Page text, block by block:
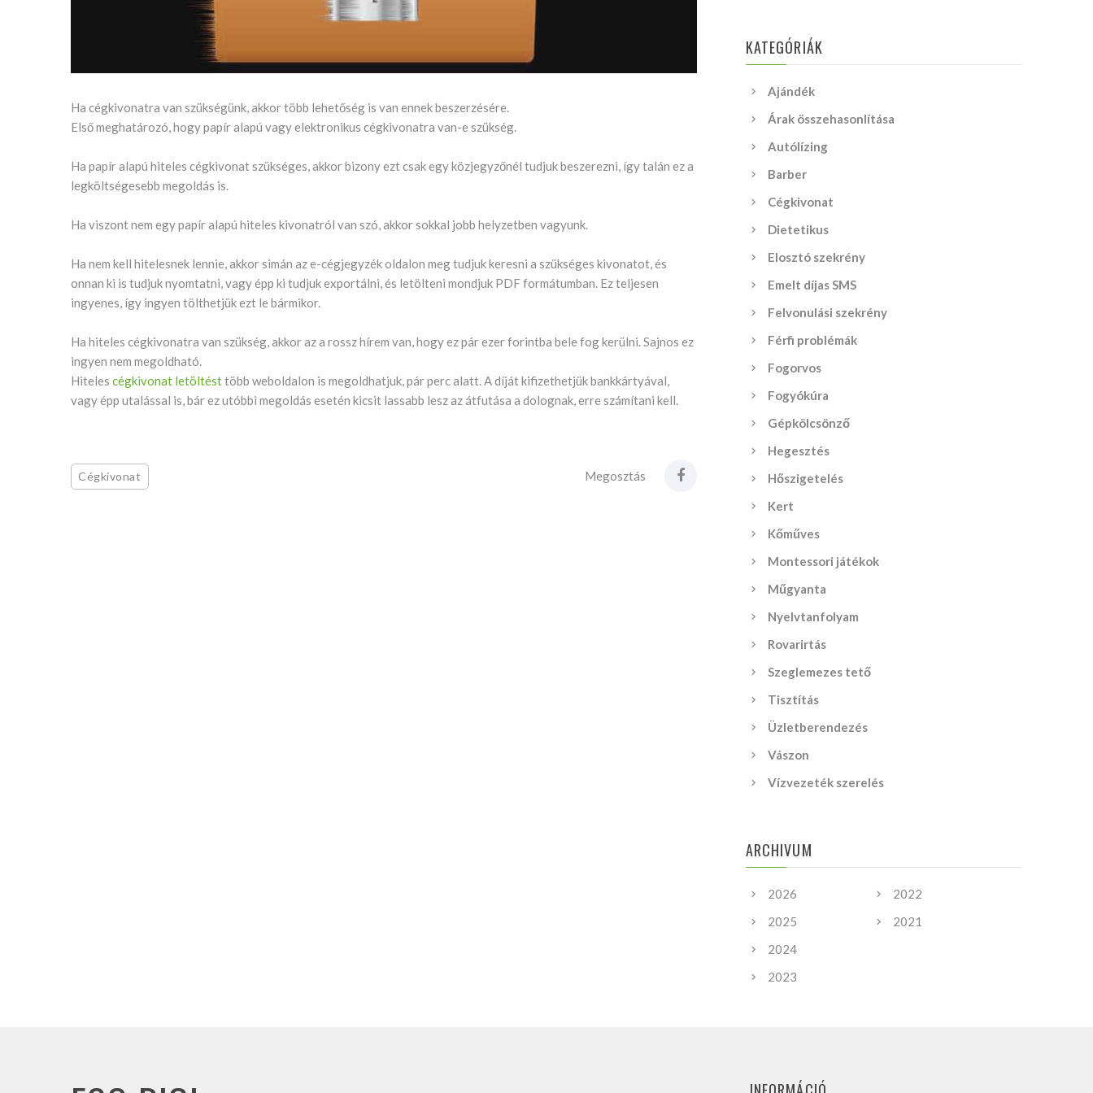
Ha cégkivonatra van szükségünk, akkor több lehetőség is van ennek beszerzésére.
Első meghatározó, hogy papír alapú vagy elektronikus cégkivonatra van-e szükség.
Ha papír alapú hiteles cégkivonat szükséges, akkor bizony ezt csak egy közjegyzőnél tudjuk beszerezni, így talán ez a
legköltségesebb megoldás is.
Ha viszont nem egy papír alapú hiteles kivonatról van szó, akkor sokkal jobb helyzetben vagyunk.
Ha nem kell hitelesnek lennie, akkor simán az e-cégjegyzék oldalon meg tudjuk keresni a szükséges kivonatot, és
onnan ki is tudjuk nyomtatni, vagy épp ki tudjuk exportálni, és letölteni mondjuk PDF formátumban. Ez teljesen
ingyenes, így ingyen tölthetjük ezt le bármikor.
Ha hiteles cégkivonatra van szükség, akkor az a rossz hírem van, hogy ez pár ezer forintba bele fog kerülni. Sajnos ez
ingyen nem megoldható.
Hitelescégkivonat letöltésttöbb weboldalon is megoldhatjuk, pár perc alatt. A díját kifizethetjük bankkártyával,
vagy épp utalással is, bár ez utóbbi megoldás esetén kicsit lassabb lesz az átfutása a dolognak, erre számítani kell.
Cégkivonat Megosztás
KATEGÓRIÁK
Ajándék
Árak összehasonlítása
Autólízing
Barber
Cégkivonat
Dietetikus
Elosztó szekrény
Emelt díjas SMS
Felvonulási szekrény
Férfi problémák
Fogorvos
Fogyókúra
Gépkölcsönző
Hegesztés
Hőszigetelés
Kert
Kőműves
Montessori játékok
Műgyanta
Nyelvtanfolyam
Rovarirtás
Szeglemezes tető
Tisztítás
Üzletberendezés
Vászon
Vízvezeték szerelés
ARCHIVUM
2026
2025
2024
2023
2022
2021